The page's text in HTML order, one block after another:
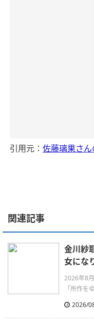
引用元： 佐藤璃果さん
関連記事
金川紗
女にな
2026年8
「所作を
2026/